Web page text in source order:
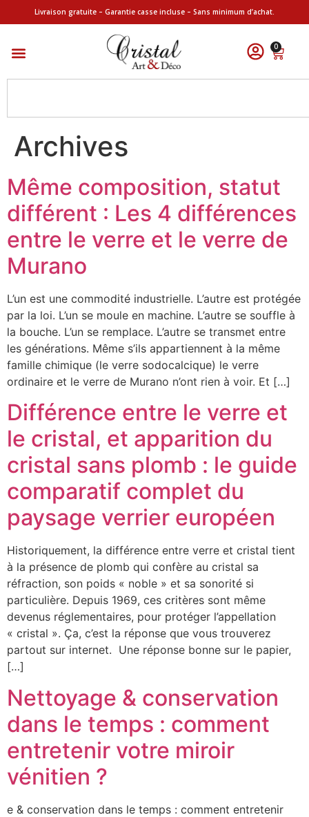
Livraison gratuite – Garantie casse incluse – Sans minimum d’achat.
0
Archives
Même composition, statut
différent : Les 4 différences
entre le verre et le verre de
Murano
L’un est une commodité industrielle. L’autre est protégée
par la loi. L’un se moule en machine. L’autre se souffle à
la bouche. L’un se remplace. L’autre se transmet entre
les générations. Même s’ils appartiennent à la même
famille chimique (le verre sodocalcique) le verre
ordinaire et le verre de Murano n’ont rien à voir. Et […]
Différence entre le verre et
le cristal, et apparition du
cristal sans plomb : le guide
comparatif complet du
paysage verrier européen
Historiquement, la différence entre verre et cristal tient
à la présence de plomb qui confère au cristal sa
réfraction, son poids « noble » et sa sonorité si
particulière. Depuis 1969, ces critères sont même
devenus réglementaires, pour protéger l’appellation
« cristal ». Ça, c’est la réponse que vous trouverez
partout sur internet. Une réponse bonne sur le papier,
[…]
Nettoyage & conservation
dans le temps : comment
entretenir votre miroir
vénitien ?
e & conservation dans le temps : comment entretenir